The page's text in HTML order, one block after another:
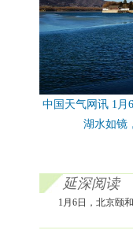
中国天气网讯 1月
湖水如镜
延深阅读
1月6日，北京颐